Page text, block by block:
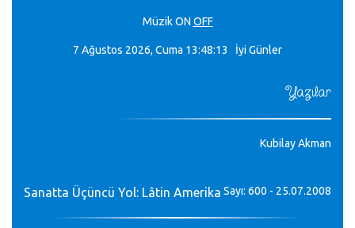
MüzikON OFF
7 Ağustos 2026, Cuma 13:48:13 İyi Günler
Yazılar
Kubilay Akman
Sanatta Üçüncü Yol: Lâtin Amerika Sayı: 600 - 25.07.2008